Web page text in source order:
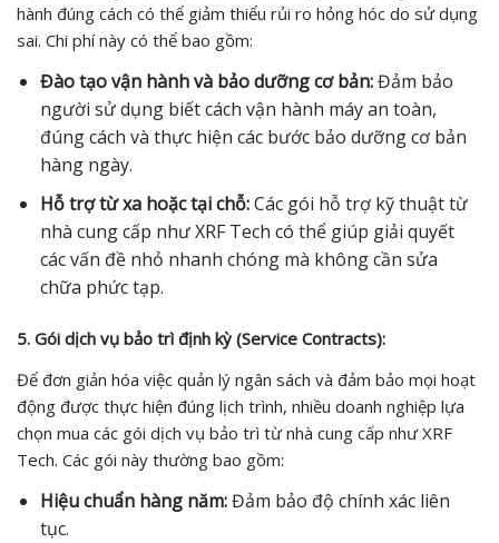
hành đúng cách có thể giảm thiểu rủi ro hỏng hóc do sử dụng
sai. Chi phí này có thể bao gồm:
Đào tạo vận hành và bảo dưỡng cơ bản:Đảm bảo
người sử dụng biết cách vận hành máy an toàn,
đúng cách và thực hiện các bước bảo dưỡng cơ bản
hàng ngày.
Hỗ trợ từ xa hoặc tại chỗ:Các gói hỗ trợ kỹ thuật từ
nhà cung cấp như XRF Tech có thể giúp giải quyết
các vấn đề nhỏ nhanh chóng mà không cần sửa
chữa phức tạp.
5. Gói dịch vụ bảo trì định kỳ (Service Contracts):
Để đơn giản hóa việc quản lý ngân sách và đảm bảo mọi hoạt
động được thực hiện đúng lịch trình, nhiều doanh nghiệp lựa
chọn mua các gói dịch vụ bảo trì từ nhà cung cấp như XRF
Tech. Các gói này thường bao gồm:
Hiệu chuẩn hàng năm:Đảm bảo độ chính xác liên
tục.